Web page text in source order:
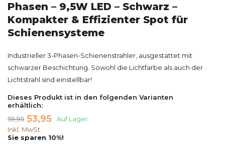
Phasen – 9,5W LED – Schwarz –
Kompakter & Effizienter Spot für
Schienensysteme
Industrieller 3-Phasen-Schienenstrahler, ausgestattet mit
schwarzer Beschichtung. Sowohl die Lichtfarbe als auch der
Lichtstrahl sind einstellbar!
Dieses Produkt ist in den folgenden Varianten
erhältlich:
59,95 53,95
Auf Lager
Inkl. MwSt.
Sie sparen 10%!